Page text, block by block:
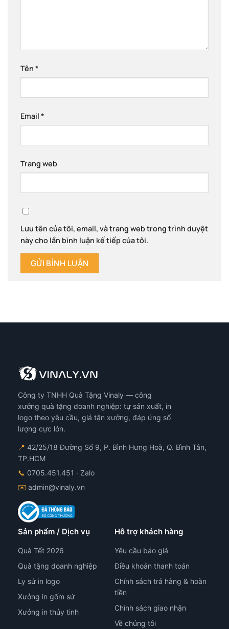
Tên *
Email *
Trang web
Lưu tên của tôi, email, và trang web trong trình duyệt
này cho lần bình luận kế tiếp của tôi.
Công ty TNHH Quà Tặng Vinaly — công
xưởng quà tặng doanh nghiệp: tự sản xuất, in
logo theo yêu cầu, giá tận xưởng, đáp ứng số
lượng cực lớn.
📍 42/25/18 Đường Số 9, P. Bình Hưng Hoà, Q. Bình Tân,
TP.HCM
📞 0705.451.451 · Zalo
✉️ admin@vinaly.vn
Sản phẩm / Dịch vụ
Quà Tết 2026
Quà tặng doanh nghiệp
Ly sứ in logo
Xưởng in gốm sứ
Xưởng in thủy tinh
Hỗ trợ khách hàng
Yêu cầu báo giá
Điều khoản thanh toán
Chính sách trả hàng & hoàn
tiền
Chính sách giao nhận
Về chúng tôi